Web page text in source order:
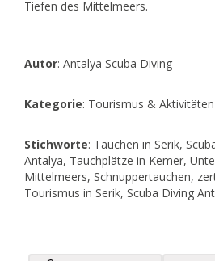
Tiefen des Mittelmeers.
Autor: Antalya Scuba Diving
Kategorie: Tourismus & Aktivitäten
Stichworte: Tauchen in Serik,
Antalya, Tauchplätze in Kemer,
Mittelmeers, Schnuppertauchen,
Tourismus in Serik, Scuba Diving